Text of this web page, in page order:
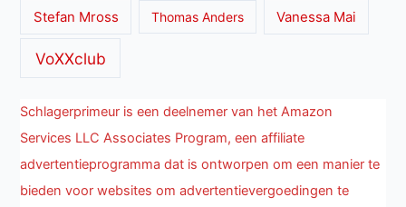
Stefan Mross Thomas Anders Vanessa Mai
VoXXclub
Schlagerprimeur is een deelnemer van het Amazon
Services LLC Associates Program, een affiliate
advertentieprogramma dat is ontworpen om een manier te
bieden voor websites om advertentievergoedingen te